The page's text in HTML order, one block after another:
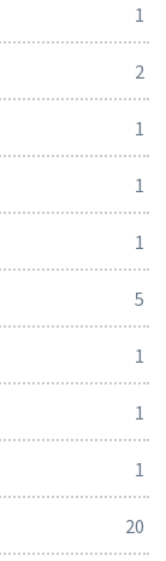
1
2
1
1
1
5
1
1
1
20